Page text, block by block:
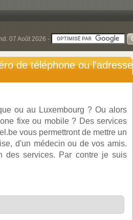
07 Août 2026 -
de téléphone ou l'adresse
ou au Luxembourg ? Ou alors
fixe ou mobile ? Des services
vous permettront de mettre un
d'un médecin ou de vos amis.
des services. Par contre je suis